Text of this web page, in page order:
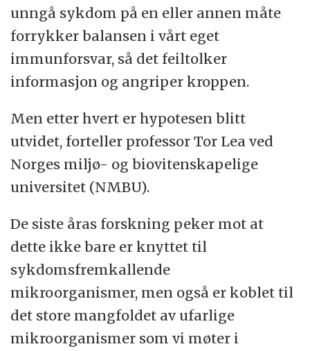
unngå sykdom på en eller annen måte
forrykker balansen i vårt eget
immunforsvar, så det feiltolker
informasjon og angriper kroppen.
Men etter hvert er hypotesen blitt
utvidet, forteller professor Tor Lea ved
Norges miljø- og biovitenskapelige
universitet (NMBU).
De siste åras forskning peker mot at
dette ikke bare er knyttet til
sykdomsfremkallende
mikroorganismer, men også er koblet til
det store mangfoldet av ufarlige
mikroorganismer som vi møter i